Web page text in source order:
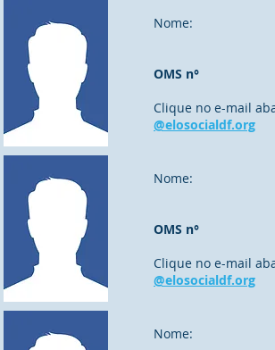
Nome:
OMS n°
Clique no e-mail
@elosocialdf.org
Nome:
OMS n°
Clique no e-mail
@elosocialdf.org
Nome: